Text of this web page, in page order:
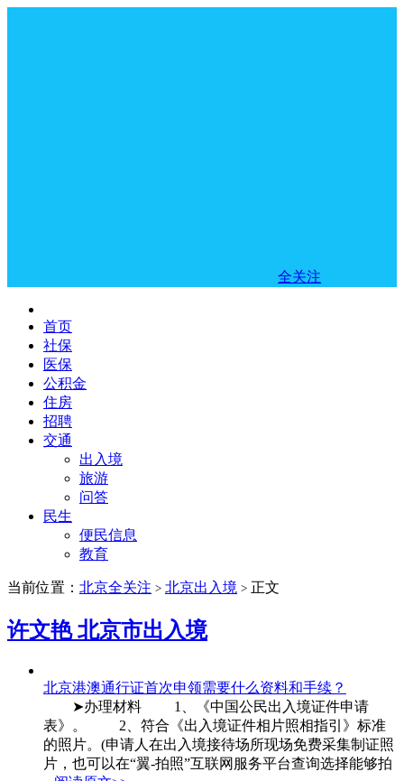
全关注
首页
社保
医保
公积金
住房
招聘
交通
出入境
旅游
问答
民生
便民信息
教育
当前位置： 北京全关注 > 北京出入境 > 正文
许文艳 北京市出入境
北京港澳通行证首次申领需要什么资料和手续？
➤办理材料 1、《中国公民出入境证件申请
表》。 2、符合《出入境证件相片照相指引》标准
的照片。(申请人在出入境接待场所现场免费采集制证照
片，也可以在“翼-拍照”互联网服务平台查询选择能够拍